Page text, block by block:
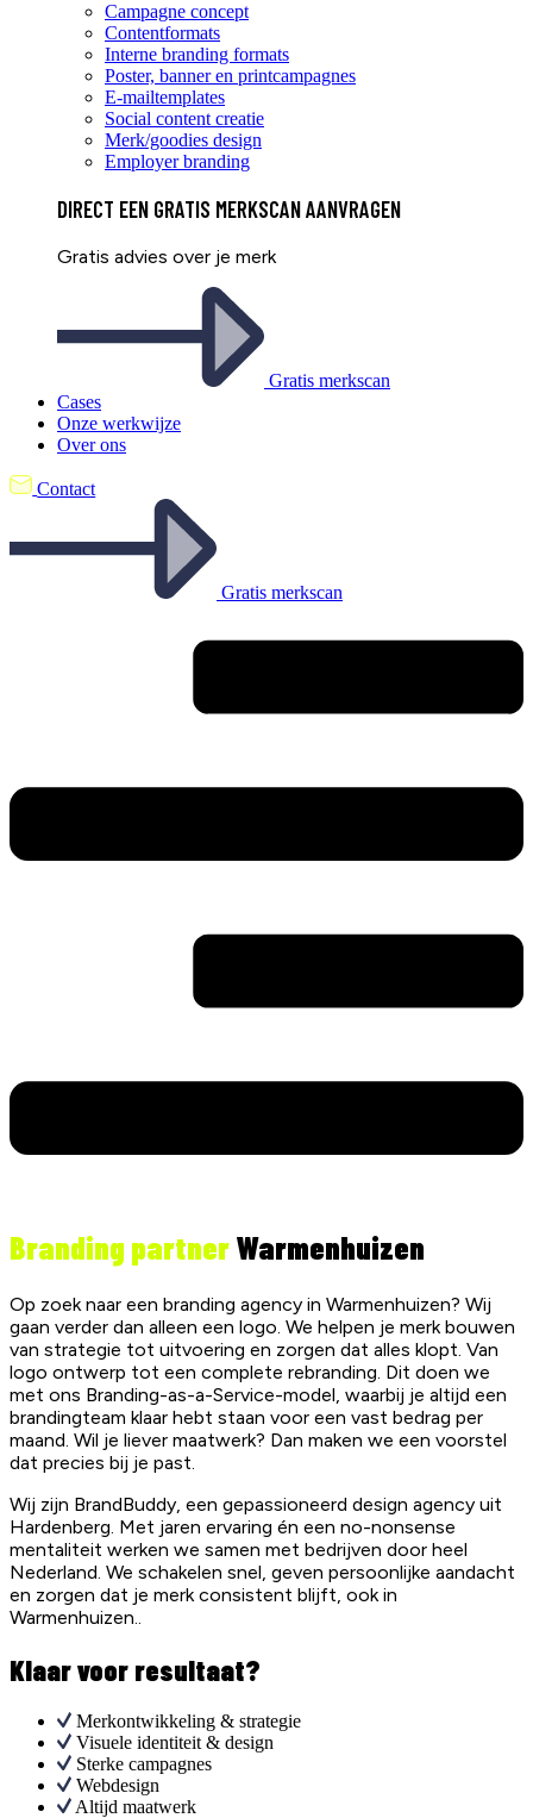
Campagne concept
Contentformats
Interne branding formats
Poster, banner en printcampagnes
E-mailtemplates
Social content creatie
Merk/goodies design
Employer branding
DIRECT EEN GRATIS MERKSCAN AANVRAGEN
Gratis advies over je merk
Gratis merkscan
Cases
Onze werkwijze
Over ons
Contact
Gratis merkscan
Branding partnerWarmenhuizen
Op zoek naar een branding agency in Warmenhuizen? Wij
gaan verder dan alleen een logo. We helpen je merk bouwen
van strategie tot uitvoering en zorgen dat alles klopt. Van
logo ontwerp tot een complete rebranding. Dit doen we
met ons Branding-as-a-Service-model, waarbij je altijd een
brandingteam klaar hebt staan voor een vast bedrag per
maand. Wil je liever maatwerk? Dan maken we een voorstel
dat precies bij je past.
Wij zijn BrandBuddy, een gepassioneerd design agency uit
Hardenberg. Met jaren ervaring én een no-nonsense
mentaliteit werken we samen met bedrijven door heel
Nederland. We schakelen snel, geven persoonlijke aandacht
en zorgen dat je merk consistent blijft, ook in
Warmenhuizen..
Klaar voor resultaat?
Merkontwikkeling & strategie
Visuele identiteit & design
Sterke campagnes
Webdesign
Altijd maatwerk